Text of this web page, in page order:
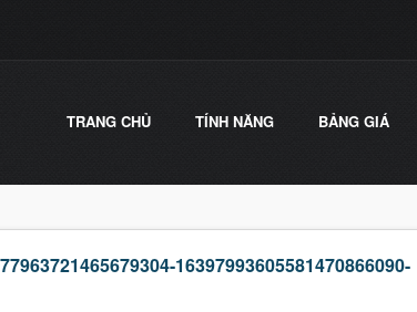
TRANG CHỦ TÍNH NĂNG BẢNG GIÁ
16397993605581470866090-